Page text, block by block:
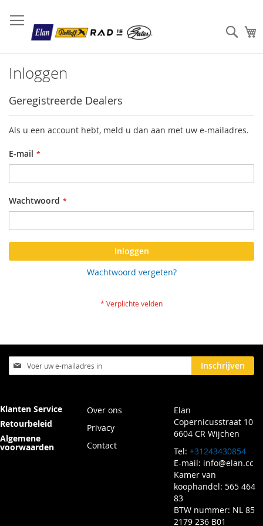
Inloggen
Geregistreerde Dealers
Als u een account hebt, meld u dan aan met uw e-mailadres.
E-mail
Wachtwoord
Inloggen
Wachtwoord vergeten?
Abonneer
u
nieuwsbrief
Inschrijven
Klanten Service
Retourbeleid
Algemene
voorwaarden
Over ons
Privacy
Contact
Elan
Copernicusstraat 10
6604 CR Wijchen
Tel: +31243430854
E-mail: info@elan.cc
Kamer van
koophandel: 565 464
83
BTW nummer: NL 85
2179 236 B01